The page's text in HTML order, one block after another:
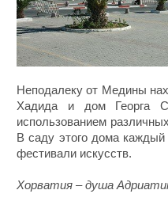
Неподалеку от Медины
Хадида и дом Георга
использованием
В саду этого дома
фестивали искусств.
Хорватия – душа